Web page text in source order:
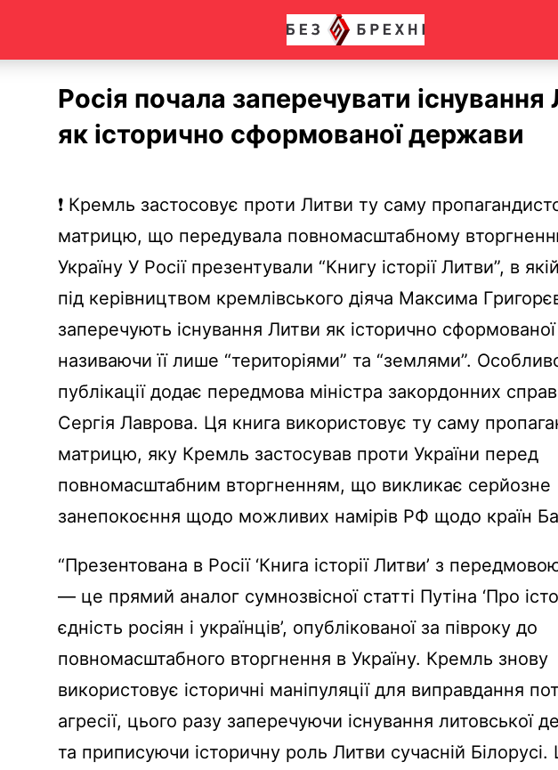
Росія почала заперечувати існування
як історично сформованої держави
❗ Кремль застосовує проти Литви ту саму
матрицю, що передувала повномасштабному
Україну У Росії презентували “Книгу історії Литви”, в
під керівництвом кремлівського діяча Максима
заперечують існування Литви як історично
називаючи її лише “територіями” та “землями”.
публікації додає передмова міністра закордонних справ
Сергія Лаврова. Ця книга використовує ту саму
матрицю, яку Кремль застосував проти України перед
повномасштабним вторгненням, що викликає серйозне
занепокоєння щодо можливих намірів РФ щодо країн
“Презентована в Росії ‘Книга історії Литви’ з
— це прямий аналог сумнозвісної статті Путіна ‘Про
єдність росіян і українців’, опублікованої за півроку до
повномасштабного вторгнення в Україну. Кремль знову
використовує історичні маніпуляції для виправдання
агресії, цього разу заперечуючи існування литовської
та приписуючи історичну роль Литви сучасній Білорусі.